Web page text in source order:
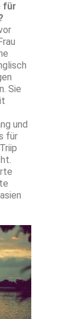
für
Sie
und
für